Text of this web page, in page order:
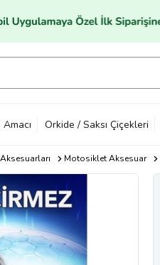
Orkide / Saksı Çiçekleri
Motosiklet Aksesuar